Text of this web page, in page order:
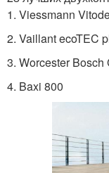
1. Viessmann
2. Vaillant ecoTEC
3. Worcester Bosch
4. Baxi 800